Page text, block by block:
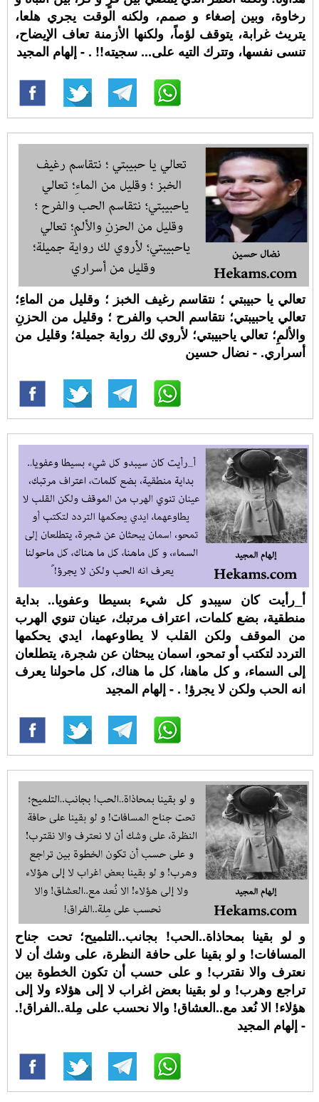
رخاوة، وبين إصغاء و صمم، ولكنه الوقت يجري هلعا،
يتريث غرابة، يتوقف لؤماً، ولكنها الأزمنة تعاف الإيضاح،
تنسى نفسها، وتترك التيه على... سجيته!! ⁧. - إلهام المجيد
تعالي يا حبيبتي ؛ نتقاسم رغيف الخبز ؛ وقليل من الماءِ؛
تعالي ياحبيبتي؛ نتقاسم الحب والفرح ؛ وقليل من الحزنِ
والألمِ؛ تعالي ياحبيبتي؛ لأروي لك رواية جميلة؛ وقليل من
أسراري. - نضال حسين
أ_رأيت كان سيبدو كل شيء بسيطا وعفويا.. بداية
منطقية، بضع كلمات، اعتراف مرتبك، عينان تنوي الهرب
من الموقف ولكن القلب لا يطاوعهما، ايدي يحكمها
التردد لتكتب أو تمحو، اسمان يبحثان عن شجرة، يتطلعان
إلى السماء، و كل ماهنا، كل ما هناك، كل ماحولنا يعرف
انه الحب ولكن لا يجرؤ! ⁧. - إلهام المجيد
و لو بقينا بمحاذاة..الحب! بجانب..التلميح؛ تحت جناح
المسافات! و لو بقينا على حافة النظرة، على وشك أن لا
نعترف والا نقترب! و على حسب أن تكون الخطوة بين
تراجع وهرب! و لو بقينا بعض اغراب لا إلى هؤلاء ولا إلى
هؤلاء! الا نُعد مع..العشاق! والا نحسب على مِلة..الفراق!.
- إلهام المجيد